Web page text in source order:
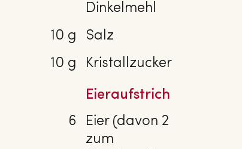
Dinkelmehl
10 g
Salz
10 g
Kristallzucker
Eieraufstrich
6
Eier (davon 2
zum